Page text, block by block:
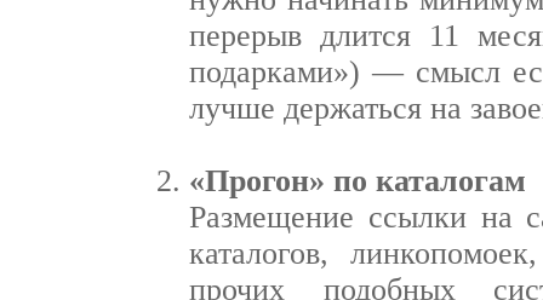
перерыв длится 11
подарками») — смысл
лучше держаться на
«Прогон» по каталогам
Размещение ссылки на
каталогов,
прочих подобных